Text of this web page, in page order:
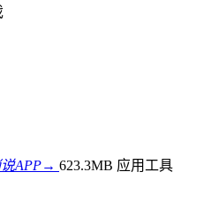
APP→ 623.3MB 应用工具